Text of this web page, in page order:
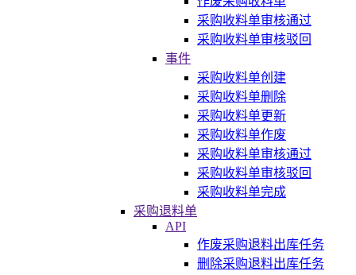
采购收料单审核通过
采购收料单审核驳回
事件
采购收料单创建
采购收料单删除
采购收料单更新
采购收料单作废
采购收料单审核通过
采购收料单审核驳回
采购收料单完成
采购退料单
API
作废采购退料出库任务
删除采购退料出库任务